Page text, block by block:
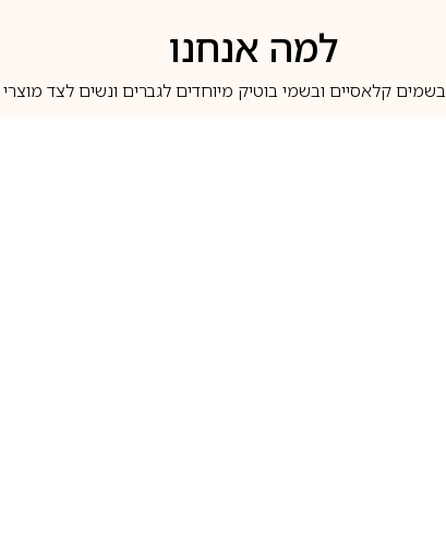
למה אנחנו
קלאסיים ובשמי בוטיק מיוחדים לגברים ונשים לצד מוצרי